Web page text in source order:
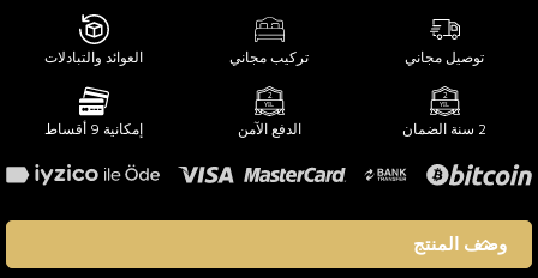
توصيل مجاني تركيب مجاني العوائد والتبادلات
2 سنة الضمان الدفع الآمن إمكانية 9 أقساط
وصف المنتج